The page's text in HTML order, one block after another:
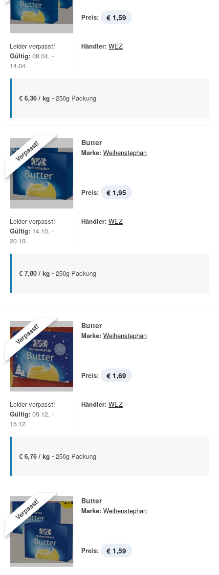
Preis: € 1,59
Leider verpasst!
Gültig: 08.04. -
14.04.
Händler: WEZ
€ 6,36 / kg - 250g Packung
Verpasst! Butter
Marke: Weihenstephan
Preis: € 1,95
Leider verpasst!
Gültig: 14.10. -
20.10.
Händler: WEZ
€ 7,80 / kg - 250g Packung
Verpasst! Butter
Marke: Weihenstephan
Preis: € 1,69
Leider verpasst!
Gültig: 09.12. -
15.12.
Händler: WEZ
€ 6,76 / kg - 250g Packung
Verpasst! Butter
Marke: Weihenstephan
Preis: € 1,59